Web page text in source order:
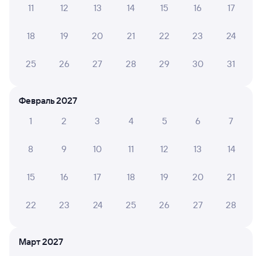
А ещё здесь можно найти
Обратные билеты из Калинковичей в Быхов
Отели
11 12 13 14 15 16 17
18 19 20 21 22 23 24
25 26 27 28 29 30 31
Февраль 2027
1
2 3 4 5 6 7
8 9 10 11 12 13 14
15 16 17 18 19 20 21
22 23 24 25 26 27 28
Март 2027